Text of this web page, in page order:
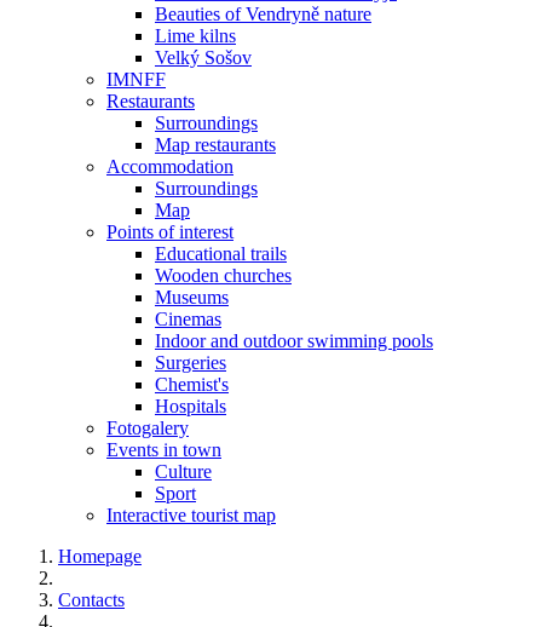
Beauties of Vendryně nature
Lime kilns
Velký Sošov
IMNFF
Restaurants
Surroundings
Map restaurants
Accommodation
Surroundings
Map
Points of interest
Educational trails
Wooden churches
Museums
Cinemas
Indoor and outdoor swimming pools
Surgeries
Chemist's
Hospitals
Fotogalery
Events in town
Culture
Sport
Interactive tourist map
Homepage
Contacts